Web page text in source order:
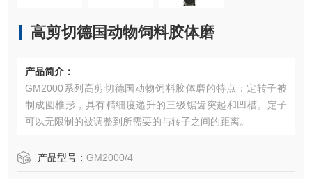
高剪切德国动物饲料胶体磨
产品简介：
GM2000系列高剪切德国动物饲料胶体磨的特点：定转子被
制成圆椎形，具有精细度递升的三级锯齿突起和凹槽。定子
可以无限制的被调整到所需要的与转子之间的距离。
产品型号： GM2000/4